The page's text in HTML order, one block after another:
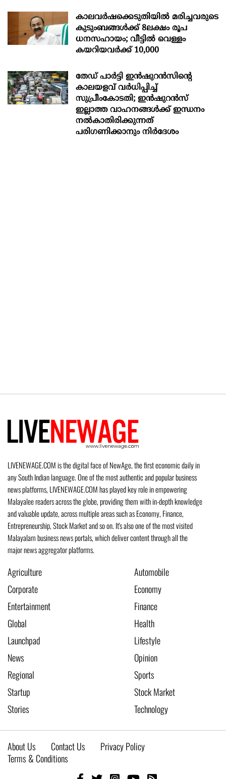
കാലവർഷക്കെടുതിയിൽ മരിച്ചവരുടെ
കുടുംബങ്ങൾക്ക് 8ലക്ഷം രൂപ
ധനസഹായം; വീട്ടിൽ വെള്ളം
കയറിയവർക്ക് 10,000
തേഡ് പാർട്ടി ഇൻഷുറൻസിന്റെ
കാലയളവ് വർധിപ്പിച്ച്
സുപ്രീംകോടതി; ഇൻഷുറൻസ്
ഇല്ലാത്ത വാഹനങ്ങൾക്ക് ഇന്ധനം
നൽകാതിരിക്കുന്നത്
പരിഗണിക്കാനും നിർദേശം
LIVENEWAGE.COM is the digital face of NewAge, the first economic daily in
any South Indian language. One of the most authentic and popular business
news platforms, LIVENEWAGE.COM has played key role in empowering
Malayalee readers across the globe, providing them with in-depth knowledge
and valuable update, across multiple areas such as Economy, Finance,
Entrepreneurship, Stock Market and so on. It's also one of the most visited
Malayalam business news portals, which deliver content through all the
major news aggregator platforms.
Agriculture
Automobile
Corporate
Economy
Entertainment
Finance
Global
Health
Launchpad
Lifestyle
News
Opinion
Regional
Sports
Startup
Stock Market
Stories
Technology
About Us Contact Us
Privacy Policy
Terms & Conditions